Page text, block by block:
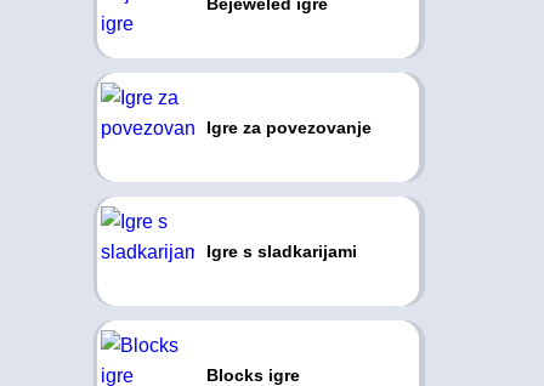
Igre za povezovanje
Igre s sladkarijami
Blocks igre